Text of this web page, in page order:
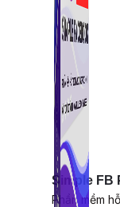
Simple FB
Phần mềm